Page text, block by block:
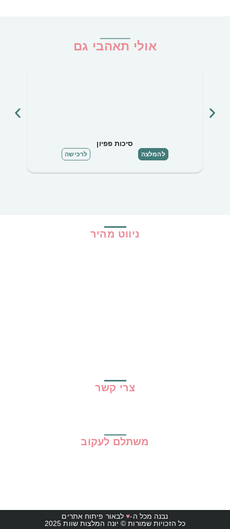
אולי תאהבי גם
סיכות פפיון
להמלצה לרכישה
ניווט מהיר
צרי קשר
משתלם לעקוב
נבנה מכל ה-♥לבאור פיתוח אתרים
כל הזכויות שמורות © יונה המלצות שוות 2025